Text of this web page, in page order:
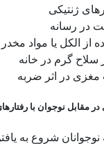
ژنتیکی
در رسانه
از الکل یا مواد مخدر
گرم در خانه
مغزی در اثر ضربه
مقابل نوجوان با
شروع به